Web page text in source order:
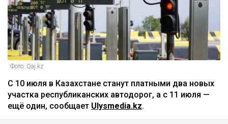
Фото: Qaj.kz
С 10 июля в Казахстане станут платными два новых
участка республиканских автодорог, а с 11 июля —
ещё один, сообщает Ulysmedia.kz.